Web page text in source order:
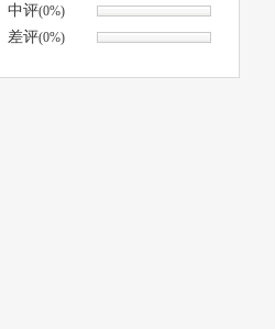
中评(0%)
差评(0%)